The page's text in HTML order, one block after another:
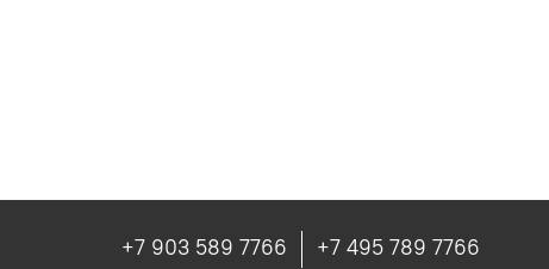
+7 903 589 7766
+7 495 789 7766